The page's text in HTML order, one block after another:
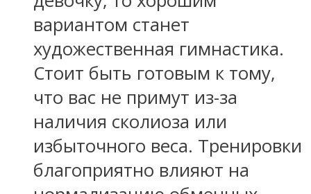
вариантом станет
художественная гимнастика.
Стоит быть готовым к тому,
что вас не примут из-за
наличия сколиоза или
избыточного веса. Тренировки
благоприятно влияют на